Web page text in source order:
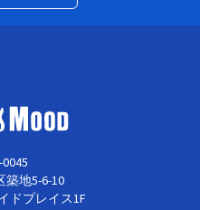
築地5-6-10
ドプレイス1F